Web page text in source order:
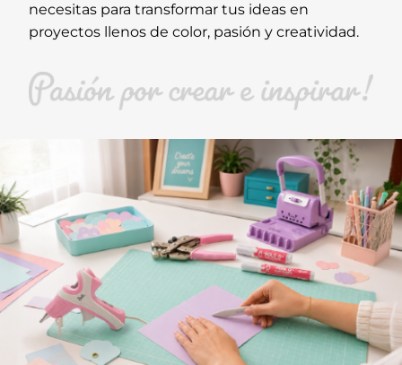
necesitas para transformar tus ideas en
proyectos llenos de color, pasión y creatividad.